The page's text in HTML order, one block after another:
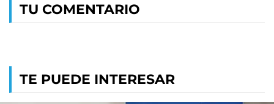
TU COMENTARIO
TE PUEDE INTERESAR